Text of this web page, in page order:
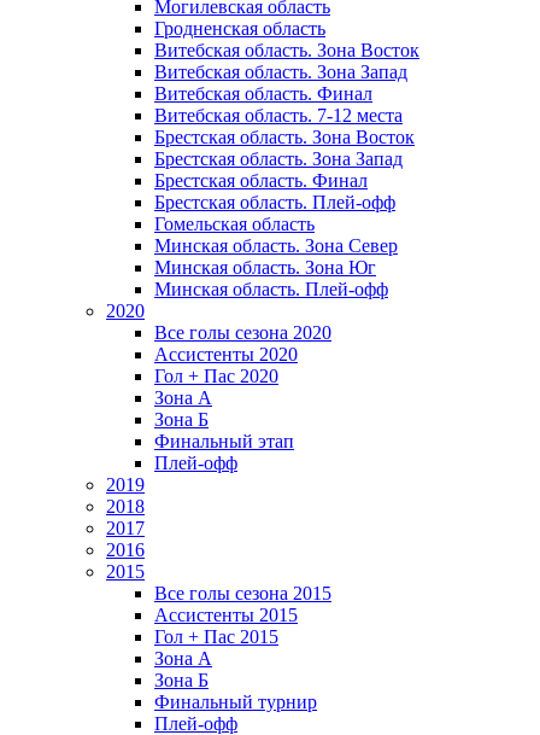
Могилевская область
Гродненская область
Витебская область. Зона Восток
Витебская область. Зона Запад
Витебская область. Финал
Витебская область. 7-12 места
Брестская область. Зона Восток
Брестская область. Зона Запад
Брестская область. Финал
Брестская область. Плей-офф
Гомельская область
Минская область. Зона Север
Минская область. Зона Юг
Минская область. Плей-офф
2020
Все голы сезона 2020
Ассистенты 2020
Гол + Пас 2020
Зона А
Зона Б
Финальный этап
Плей-офф
2019
2018
2017
2016
2015
Все голы сезона 2015
Ассистенты 2015
Гол + Пас 2015
Зона А
Зона Б
Финальный турнир
Плей-офф